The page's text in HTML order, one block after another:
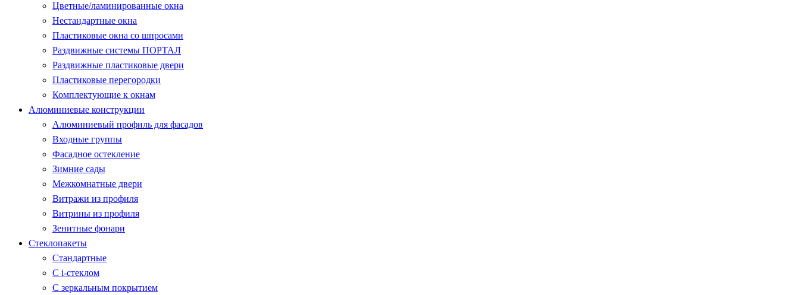
Цветные/ламинированные окна
Нестандартные окна
Пластиковые окна со шпросами
Раздвижные системы ПОРТАЛ
Раздвижные пластиковые двери
Пластиковые перегородки
Комплектующие к окнам
Алюминиевые конструкции
Алюминиевый профиль для фасадов
Входные группы
Фасадное остекление
Зимние сады
Межкомнатные двери
Витражи из профиля
Витрины из профиля
Зенитные фонари
Стеклопакеты
Стандартные
С i-стеклом
С зеркальным покрытием